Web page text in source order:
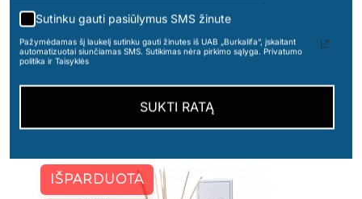
7 kitos prekės toje pačioje kategorijoje:
IŠPARDUOTA
Sutinku gauti pasiūlymus SMS žinute
Pažymėdamas šį laukelį sutinku gauti žinutes iš UAB „Burkalifa“, įskaitant
automatizuotai siunčiamas SMS. Sutikimas nėra pirkimo sąlyga. Privatumo
politika ir Taisyklės
SUKTI RATĄ